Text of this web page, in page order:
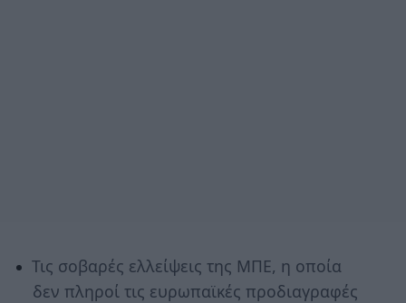
Τις σοβαρές ελλείψεις της ΜΠΕ, η οποία
δεν πληροί τις ευρωπαϊκές προδιαγραφές